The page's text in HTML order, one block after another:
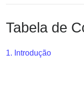
API
BIN
Generator
BIN
Checker
Tabela de
1. Introdução